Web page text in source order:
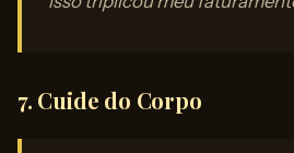
7. Cuide do Corpo